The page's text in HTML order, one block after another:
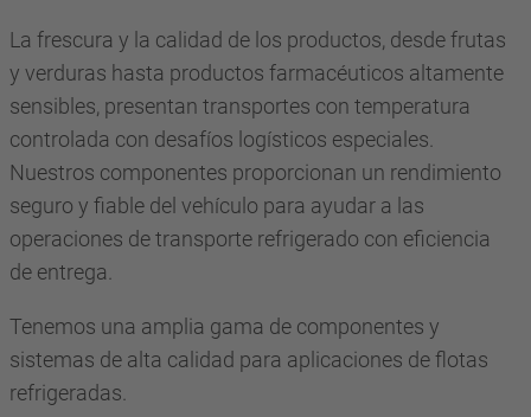
La frescura y la calidad de los productos, desde frutas
y verduras hasta productos farmacéuticos altamente
sensibles, presentan transportes con temperatura
controlada con desafíos logísticos especiales.
Nuestros componentes proporcionan un rendimiento
seguro y fiable del vehículo para ayudar a las
operaciones de transporte refrigerado con eficiencia
de entrega.
Tenemos una amplia gama de componentes y
sistemas de alta calidad para aplicaciones de flotas
refrigeradas.